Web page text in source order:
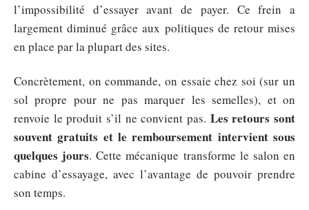
l’impossibilité d’essayer avant de payer. Ce frein a
largement diminué grâce aux politiques de retour mises
en place par la plupart des sites.
Concrètement, on commande, on essaie chez soi (sur un
sol propre pour ne pas marquer les semelles), et on
renvoie le produit s’il ne convient pas. Les retours sont
souvent gratuits et le remboursement intervient sous
quelques jours. Cette mécanique transforme le salon en
cabine d’essayage, avec l’avantage de pouvoir prendre
son temps.